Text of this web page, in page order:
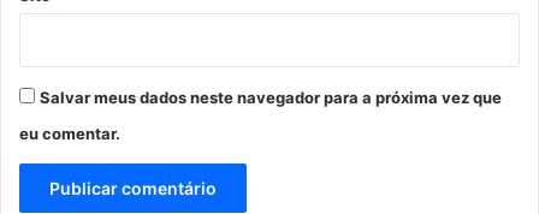
Salvar meus dados neste navegador para a próxima vez que
eu comentar.